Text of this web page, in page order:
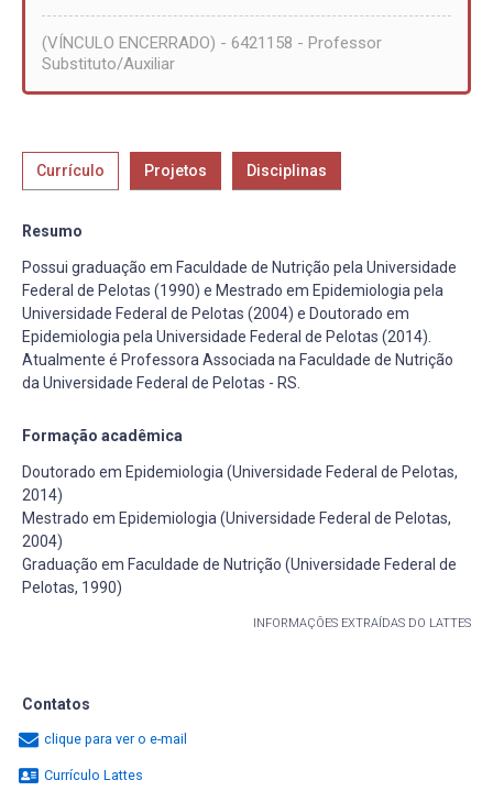
(VÍNCULO ENCERRADO) - 6421158 - Professor
Substituto/Auxiliar
Currículo Projetos Disciplinas
Resumo
Possui graduação em Faculdade de Nutrição pela Universidade
Federal de Pelotas (1990) e Mestrado em Epidemiologia pela
Universidade Federal de Pelotas (2004) e Doutorado em
Epidemiologia pela Universidade Federal de Pelotas (2014).
Atualmente é Professora Associada na Faculdade de Nutrição
da Universidade Federal de Pelotas - RS.
Formação acadêmica
Doutorado em Epidemiologia (Universidade Federal de Pelotas,
2014)
Mestrado em Epidemiologia (Universidade Federal de Pelotas,
2004)
Graduação em Faculdade de Nutrição (Universidade Federal de
Pelotas, 1990)
INFORMAÇÕES EXTRAÍDAS DO LATTES
Contatos
clique para ver o e-mail
Currículo Lattes